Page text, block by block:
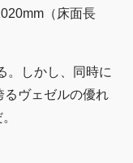
（床面長
。しかし、同時に
るヴェゼルの優れ